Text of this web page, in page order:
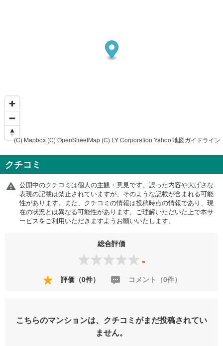
(C) Mapbox (C) OpenStreetMap (C) LY Corporation Yahoo!地図ガイドライン
クチコミ
公開中のクチコミは個人の主観・意見です。誤った内容や大げさな
表現の記載は禁止されていますが、そのような記載が含まれる可能
性があります。また、クチコミの情報は投稿時点の情報であり、現
在の状況とは異なる可能性があります。ご理解いただいた上で本サ
ービスをご利用いただきますようお願いいたします。
総合評価
-
評価（0件） コメント（0件）
こちらのマンションは、クチコミがまだ投稿されてい
ません。